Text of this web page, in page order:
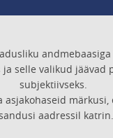
ja selle valikud jäävad
subjektiivseks.
asjakohaseid
aadressil